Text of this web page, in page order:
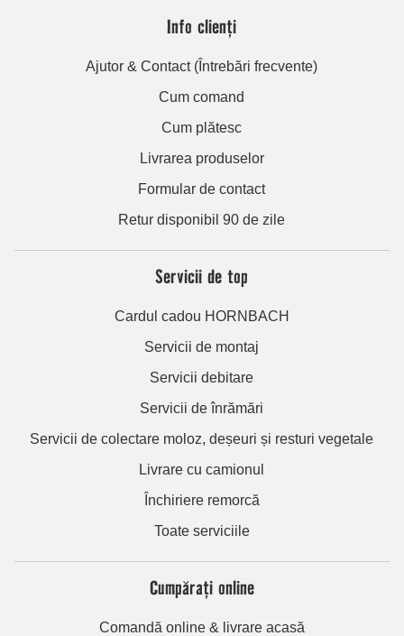
Info clienți
Ajutor & Contact (Întrebări frecvente)
Cum comand
Cum plătesc
Livrarea produselor
Formular de contact
Retur disponibil 90 de zile
Servicii de top
Cardul cadou HORNBACH
Servicii de montaj
Servicii debitare
Servicii de înrămări
Servicii de colectare moloz, deșeuri și resturi vegetale
Livrare cu camionul
Închiriere remorcă
Toate serviciile
Cumpărați online
Comandă online & livrare acasă